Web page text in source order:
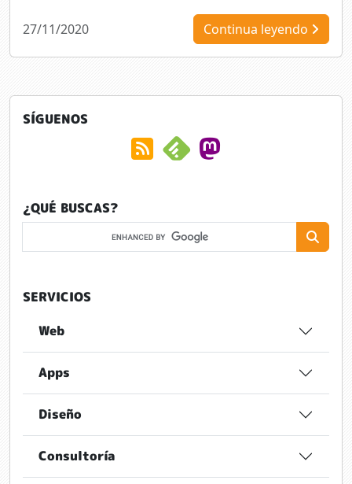
27/11/2020 Continua leyendo
SÍGUENOS
¿QUÉ BUSCAS?
SERVICIOS
Web
Apps
Diseño
Consultoría